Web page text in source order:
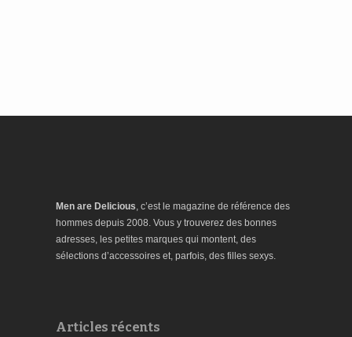
Men are Delicious , c’est le magazine de référence des
hommes depuis 2008. Vous y trouverez des bonnes
adresses, les petites marques qui montent, des
sélections d’accessoires et, parfois, des filles sexys.
Articles récents